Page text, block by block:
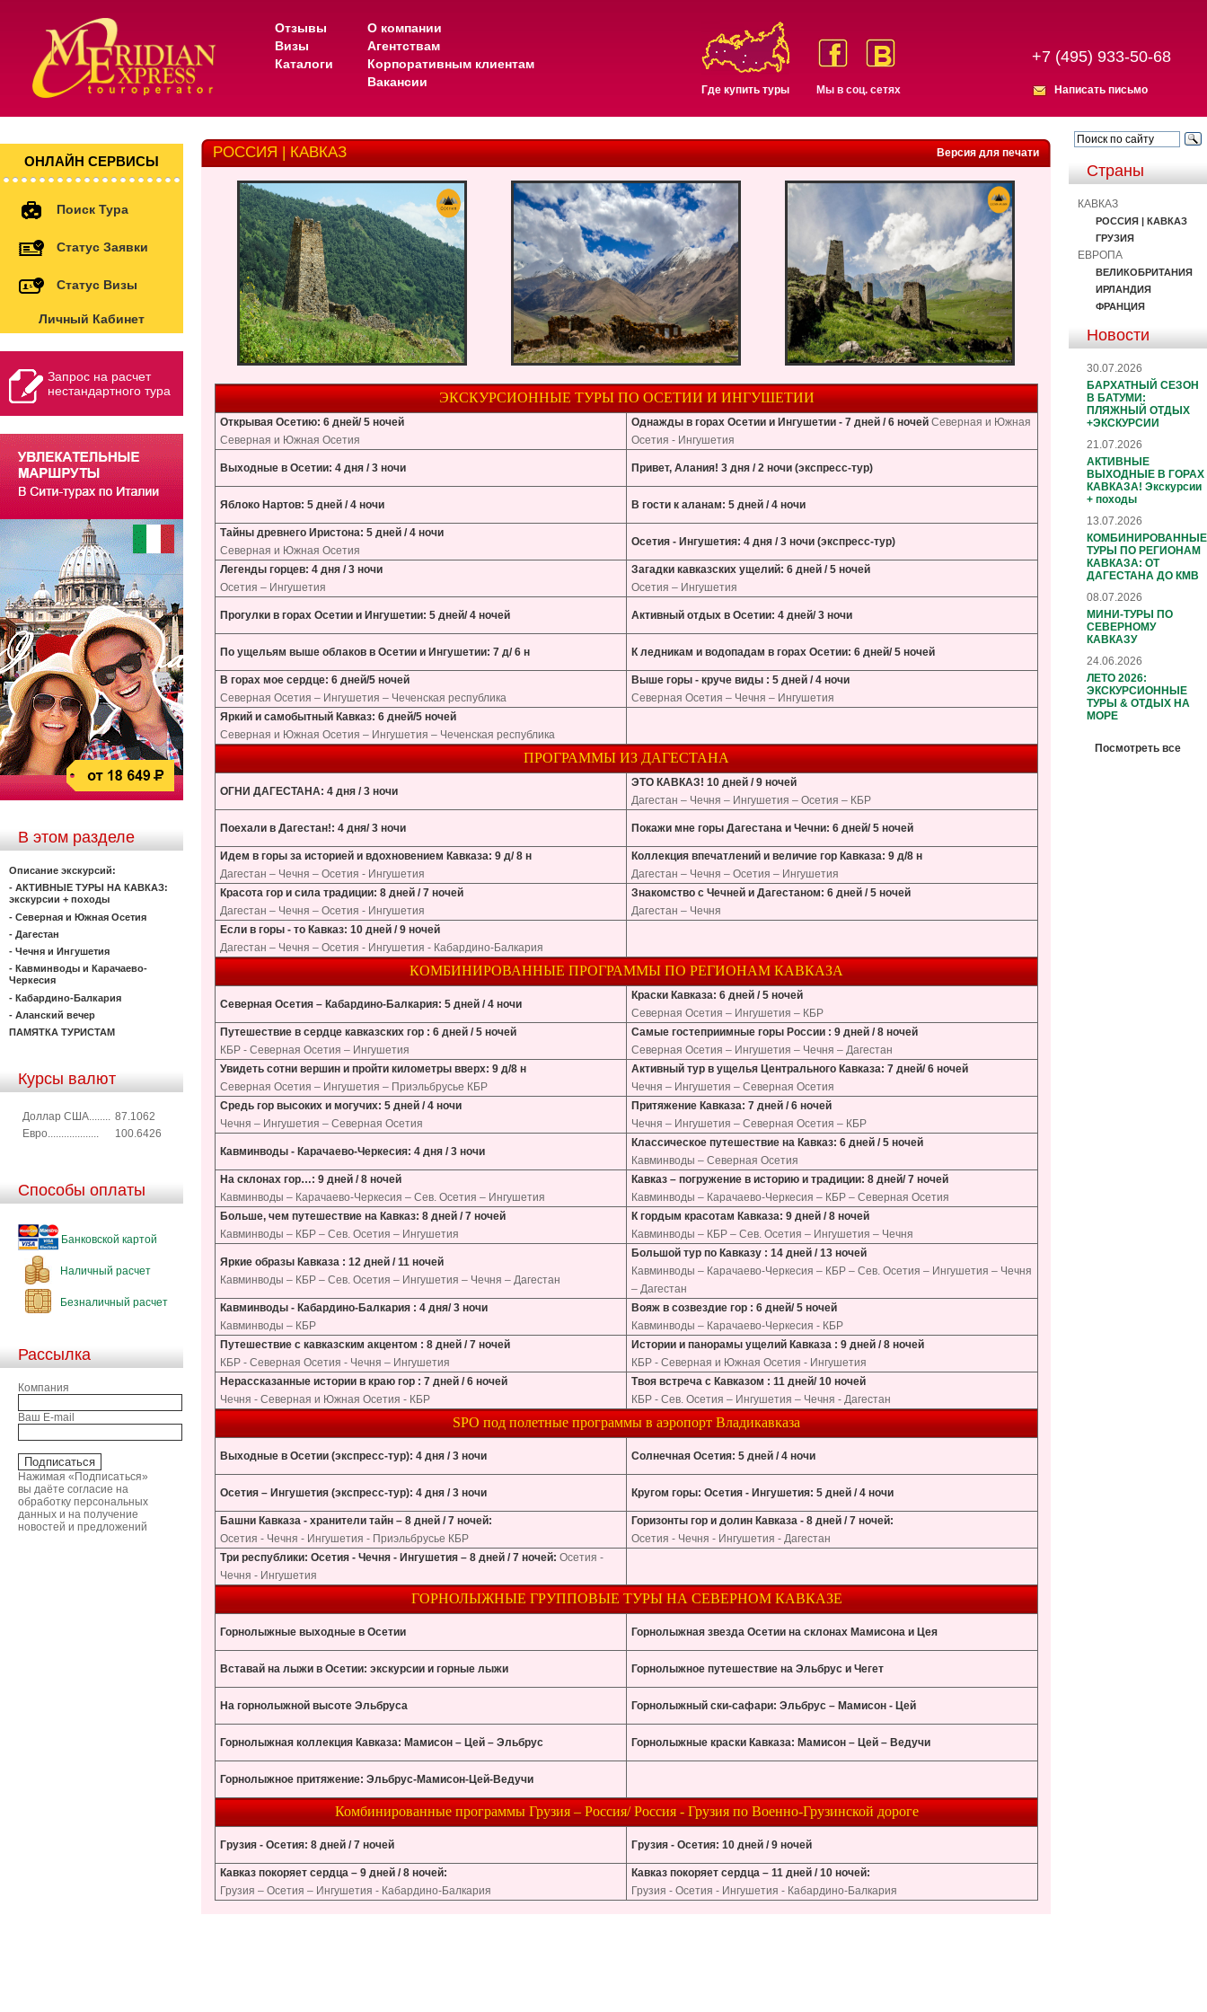
Отзывы
Визы
Каталоги
О компании
Агентствам
Корпоративным клиентам
Вакансии
Где купить туры Мы в соц. сетях
+7 (495) 933-50-68
Написать письмо
ОНЛАЙН СЕРВИСЫ
Поиск Тура
Статус Заявки
Статус Визы
Личный Кабинет
Запрос на расчет
нестандартного тура
В этом разделе
Описание экскурсий:
- АКТИВНЫЕ ТУРЫ НА КАВКАЗ:
экскурсии + походы
- Северная и Южная Осетия
- Дагестан
- Чечня и Ингушетия
- Кавминводы и Карачаево-
Черкесия
- Кабардино-Балкария
- Аланский вечер
ПАМЯТКА ТУРИСТАМ
Курсы валют
Доллар США........ 87.1062
Евро...................
100.6426
Способы оплаты
Банковской картой
Наличный расчет
Безналичный расчет
Рассылка
Компания
Ваш E-mail
Нажимая «Подписаться»
вы даёте согласие на
обработку персональных
данных и на получение
новостей и предложений
Версия для печати
РОССИЯ | КАВКАЗ
ЭКСКУРСИОННЫЕ ТУРЫ ПО ОСЕТИИ И ИНГУШЕТИИ
Открывая Осетию: 6 дней/ 5 ночей
Северная и Южная Осетия
Однажды в горах Осетии и Ингушетии - 7 дней / 6 ночей Северная и Южная
Осетия - Ингушетия
Выходные в Осетии: 4 дня / 3 ночи Привет, Алания! 3 дня / 2 ночи (экспресс-тур)
Яблоко Нартов: 5 дней / 4 ночи В гости к аланам: 5 дней / 4 ночи
Тайны древнего Иристона: 5 дней / 4 ночи
Северная и Южная Осетия
Осетия - Ингушетия: 4 дня / 3 ночи (экспресс-тур)
Легенды горцев: 4 дня / 3 ночи
Осетия – Ингушетия
Загадки кавказских ущелий: 6 дней / 5 ночей
Осетия – Ингушетия
Прогулки в горах Осетии и Ингушетии: 5 дней/ 4 ночей Активный отдых в Осетии: 4 дней/ 3 ночи
По ущельям выше облаков в Осетии и Ингушетии: 7 д/ 6 н К ледникам и водопадам в горах Осетии: 6 дней/ 5 ночей
В горах мое сердце: 6 дней/5 ночей
Северная Осетия – Ингушетия – Чеченская республика
Выше горы - круче виды : 5 дней / 4 ночи
Северная Осетия – Чечня – Ингушетия
Яркий и самобытный Кавказ: 6 дней/5 ночей
Северная и Южная Осетия – Ингушетия – Чеченская республика
ПРОГРАММЫ ИЗ ДАГЕСТАНА
ОГНИ ДАГЕСТАНА: 4 дня / 3 ночи
ЭТО КАВКАЗ! 10 дней / 9 ночей
Дагестан – Чечня – Ингушетия – Осетия – КБР
Поехали в Дагестан!: 4 дня/ 3 ночи Покажи мне горы Дагестана и Чечни: 6 дней/ 5 ночей
Идем в горы за историей и вдохновением Кавказа: 9 д/ 8 н
Дагестан – Чечня – Осетия - Ингушетия
Коллекция впечатлений и величие гор Кавказа: 9 д/8 н
Дагестан – Чечня – Осетия – Ингушетия
Красота гор и сила традиции: 8 дней / 7 ночей
Дагестан – Чечня – Осетия - Ингушетия
Знакомство с Чечней и Дагестаном: 6 дней / 5 ночей
Дагестан – Чечня
Если в горы - то Кавказ: 10 дней / 9 ночей
Дагестан – Чечня – Осетия - Ингушетия - Кабардино-Балкария
КОМБИНИРОВАННЫЕ ПРОГРАММЫ ПО РЕГИОНАМ КАВКАЗА
Северная Осетия – Кабардино-Балкария: 5 дней / 4 ночи
Краски Кавказа: 6 дней / 5 ночей
Северная Осетия – Ингушетия – КБР
Путешествие в сердце кавказских гор : 6 дней / 5 ночей
КБР - Северная Осетия – Ингушетия
Самые гостеприимные горы России : 9 дней / 8 ночей
Северная Осетия – Ингушетия – Чечня – Дагестан
Увидеть сотни вершин и пройти километры вверх: 9 д/8 н
Северная Осетия – Ингушетия – Приэльбрусье КБР
Активный тур в ущелья Центрального Кавказа: 7 дней/ 6 ночей
Чечня – Ингушетия – Северная Осетия
Средь гор высоких и могучих: 5 дней / 4 ночи
Чечня – Ингушетия – Северная Осетия
Притяжение Кавказа: 7 дней / 6 ночей
Чечня – Ингушетия – Северная Осетия – КБР
Кавминводы - Карачаево-Черкесия: 4 дня / 3 ночи
Классическое путешествие на Кавказ: 6 дней / 5 ночей
Кавминводы – Северная Осетия
На склонах гор…: 9 дней / 8 ночей
Кавминводы – Карачаево-Черкесия – Сев. Осетия – Ингушетия
Кавказ – погружение в историю и традиции: 8 дней/ 7 ночей
Кавминводы – Карачаево-Черкесия – КБР – Северная Осетия
Больше, чем путешествие на Кавказ: 8 дней / 7 ночей
Кавминводы – КБР – Сев. Осетия – Ингушетия
К гордым красотам Кавказа: 9 дней / 8 ночей
Кавминводы – КБР – Сев. Осетия – Ингушетия – Чечня
Яркие образы Кавказа : 12 дней / 11 ночей
Кавминводы – КБР – Сев. Осетия – Ингушетия – Чечня – Дагестан
Большой тур по Кавказу : 14 дней / 13 ночей
Кавминводы – Карачаево-Черкесия – КБР – Сев. Осетия – Ингушетия – Чечня
– Дагестан
Кавминводы - Кабардино-Балкария : 4 дня/ 3 ночи
Кавминводы – КБР
Вояж в созвездие гор : 6 дней/ 5 ночей
Кавминводы – Карачаево-Черкесия - КБР
Путешествие с кавказским акцентом : 8 дней / 7 ночей
КБР - Северная Осетия - Чечня – Ингушетия
Истории и панорамы ущелий Кавказа : 9 дней / 8 ночей
КБР - Северная и Южная Осетия - Ингушетия
Нерассказанные истории в краю гор : 7 дней / 6 ночей
Чечня - Северная и Южная Осетия - КБР
Твоя встреча с Кавказом : 11 дней/ 10 ночей
КБР - Сев. Осетия – Ингушетия – Чечня - Дагестан
SPO под полетные программы в аэропорт Владикавказа
Выходные в Осетии (экспресс-тур): 4 дня / 3 ночи Солнечная Осетия: 5 дней / 4 ночи
Осетия – Ингушетия (экспресс-тур): 4 дня / 3 ночи Кругом горы: Осетия - Ингушетия: 5 дней / 4 ночи
Башни Кавказа - хранители тайн – 8 дней / 7 ночей:
Осетия - Чечня - Ингушетия - Приэльбрусье КБР
Горизонты гор и долин Кавказа - 8 дней / 7 ночей:
Осетия - Чечня - Ингушетия - Дагестан
Три республики: Осетия - Чечня - Ингушетия – 8 дней / 7 ночей: Осетия -
Чечня - Ингушетия
ГОРНОЛЫЖНЫЕ ГРУППОВЫЕ ТУРЫ НА СЕВЕРНОМ КАВКАЗЕ
Горнолыжные выходные в Осетии Горнолыжная звезда Осетии на склонах Мамисона и Цея
Вставай на лыжи в Осетии: экскурсии и горные лыжи Горнолыжное путешествие на Эльбрус и Чегет
На горнолыжной высоте Эльбруса Горнолыжный ски-сафари: Эльбрус – Мамисон - Цей
Горнолыжная коллекция Кавказа: Мамисон – Цей – Эльбрус Горнолыжные краски Кавказа: Мамисон – Цей – Ведучи
Горнолыжное притяжение: Эльбрус-Мамисон-Цей-Ведучи
Комбинированные программы Грузия – Россия/ Россия - Грузия по Военно-Грузинской дороге
Грузия - Осетия: 8 дней / 7 ночей Грузия - Осетия: 10 дней / 9 ночей
Кавказ покоряет сердца – 9 дней / 8 ночей:
Грузия – Осетия – Ингушетия - Кабардино-Балкария
Кавказ покоряет сердца – 11 дней / 10 ночей:
Грузия - Осетия - Ингушетия - Кабардино-Балкария
Страны
КАВКАЗ
РОССИЯ | КАВКАЗ
ГРУЗИЯ
ЕВРОПА
ВЕЛИКОБРИТАНИЯ
ИРЛАНДИЯ
ФРАНЦИЯ
Новости
30.07.2026
БАРХАТНЫЙ СЕЗОН
В БАТУМИ:
ПЛЯЖНЫЙ ОТДЫХ
+ЭКСКУРСИИ
21.07.2026
АКТИВНЫЕ
ВЫХОДНЫЕ В ГОРАХ
КАВКАЗА! Экскурсии
+ походы
13.07.2026
КОМБИНИРОВАННЫЕ
ТУРЫ ПО РЕГИОНАМ
КАВКАЗА: ОТ
ДАГЕСТАНА ДО КМВ
08.07.2026
МИНИ-ТУРЫ ПО
СЕВЕРНОМУ
КАВКАЗУ
24.06.2026
ЛЕТО 2026:
ЭКСКУРСИОННЫЕ
ТУРЫ & ОТДЫХ НА
МОРЕ
Посмотреть все